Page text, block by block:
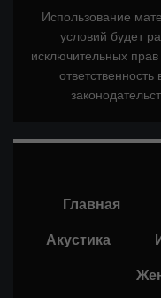
Использование
условий будет
исключительных
Главная
Акустика